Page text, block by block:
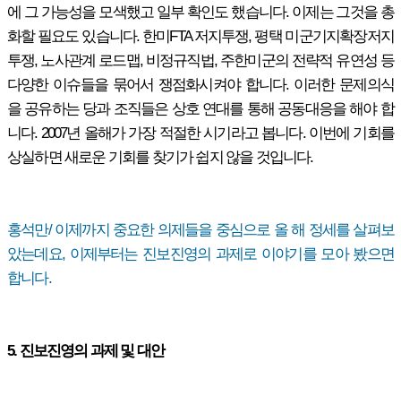
에 그 가능성을 모색했고 일부 확인도 했습니다. 이제는 그것을 총
화할 필요도 있습니다. 한미FTA 저지투쟁, 평택 미군기지확장저지
투쟁, 노사관계 로드맵, 비정규직법, 주한미군의 전략적 유연성 등
다양한 이슈들을 묶어서 쟁점화시켜야 합니다. 이러한 문제의식
을 공유하는 당과 조직들은 상호 연대를 통해 공동대응을 해야 합
니다. 2007년 올해가 가장 적절한 시기라고 봅니다. 이번에 기회를
상실하면 새로운 기회를 찾기가 쉽지 않을 것입니다.
홍석만/ 이제까지 중요한 의제들을 중심으로 올 해 정세를 살펴보
았는데요, 이제부터는 진보진영의 과제로 이야기를 모아 봤으면
합니다.
5. 진보진영의 과제 및 대안